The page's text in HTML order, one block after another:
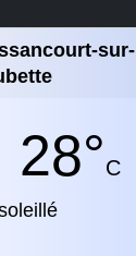
sur-
28°C